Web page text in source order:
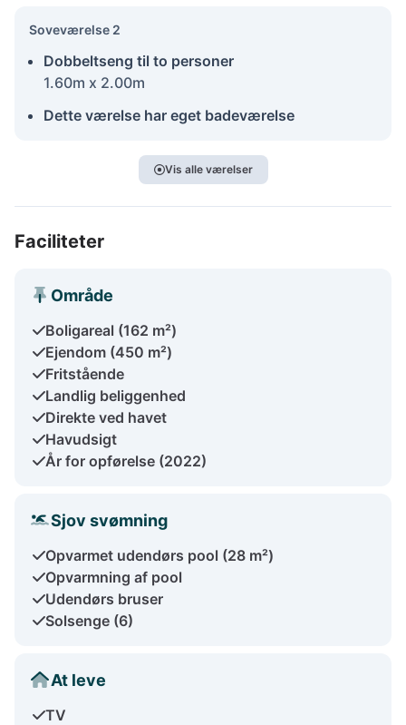
Soveværelse 2
Dobbeltseng til to personer
1.60m x 2.00m
Dette værelse har eget badeværelse
Vis alle værelser
Faciliteter
Område
Boligareal (162 m²)
Ejendom (450 m²)
Fritstående
Landlig beliggenhed
Direkte ved havet
Havudsigt
År for opførelse (2022)
Sjov svømning
Opvarmet udendørs pool (28 m²)
Opvarmning af pool
Udendørs bruser
Solsenge (6)
At leve
TV